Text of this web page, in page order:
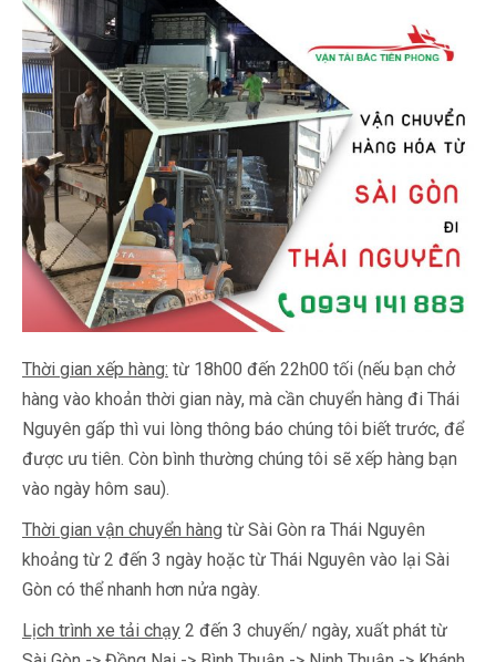
Thời gian xếp hàng: từ 18h00 đến 22h00 tối (nếu bạn chở
hàng vào khoản thời gian này, mà cần chuyển hàng đi Thái
Nguyên gấp thì vui lòng thông báo chúng tôi biết trước, để
được ưu tiên. Còn bình thường chúng tôi sẽ xếp hàng bạn
vào ngày hôm sau).
Thời gian vận chuyển hàng từ Sài Gòn ra Thái Nguyên
khoảng từ 2 đến 3 ngày hoặc từ Thái Nguyên vào lại Sài
Gòn có thể nhanh hơn nửa ngày.
Lịch trình xe tải chạy 2 đến 3 chuyến/ ngày, xuất phát từ